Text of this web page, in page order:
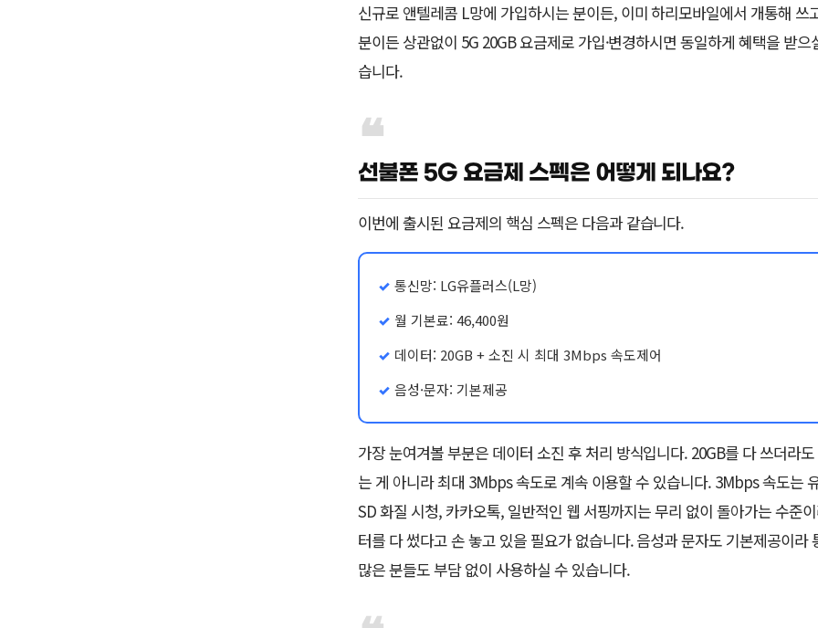
신규로 앤텔레콤 L망에 가입하시는 분이든, 이미 하리모바일에서 개통해 쓰
분이든 상관없이 5G 20GB 요금제로 가입·변경하시면 동일하게 혜택을 받으
습니다.
선불폰 5G 요금제 스펙은 어떻게 되나요?
이번에 출시된 요금제의 핵심 스펙은 다음과 같습니다.
통신망: LG유플러스(L망)
월 기본료: 46,400원
데이터: 20GB + 소진 시 최대 3Mbps 속도제어
음성·문자: 기본제공
가장 눈여겨볼 부분은 데이터 소진 후 처리 방식입니다. 20GB를 다 쓰더라
는 게 아니라 최대 3Mbps 속도로 계속 이용할 수 있습니다. 3Mbps 속도는
SD 화질 시청, 카카오톡, 일반적인 웹 서핑까지는 무리 없이 돌아가는 수준
터를 다 썼다고 손 놓고 있을 필요가 없습니다. 음성과 문자도 기본제공이라
많은 분들도 부담 없이 사용하실 수 있습니다.